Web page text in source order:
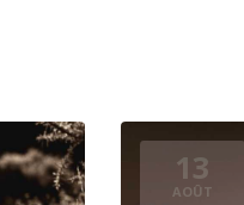
13
AOÛT